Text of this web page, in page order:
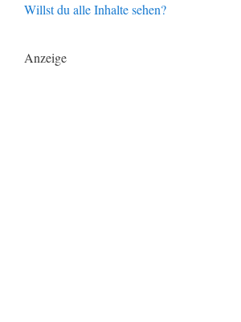
Willst du alle Inhalte sehen?
Anzeige